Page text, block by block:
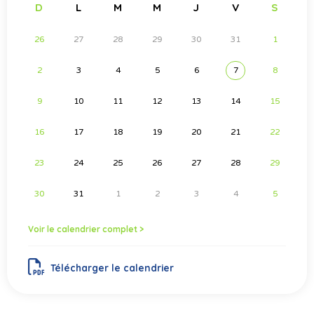
D L M M J V S
26 27 28 29 30 31 1
2 3 4 5 6 7 8
9 10 11 12 13 14 15
16 17 18 19 20 21 22
23 24 25 26 27 28 29
30 31 1 2 3 4 5
Voir le calendrier complet >
Télécharger le calendrier